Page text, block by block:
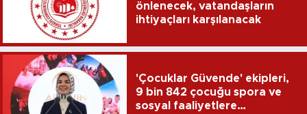
önlenecek, vatandaşların
ihtiyaçları karşılanacak
'Çocuklar Güvende' ekipleri,
9 bin 842 çocuğu spora ve
sosyal faaliyetlere